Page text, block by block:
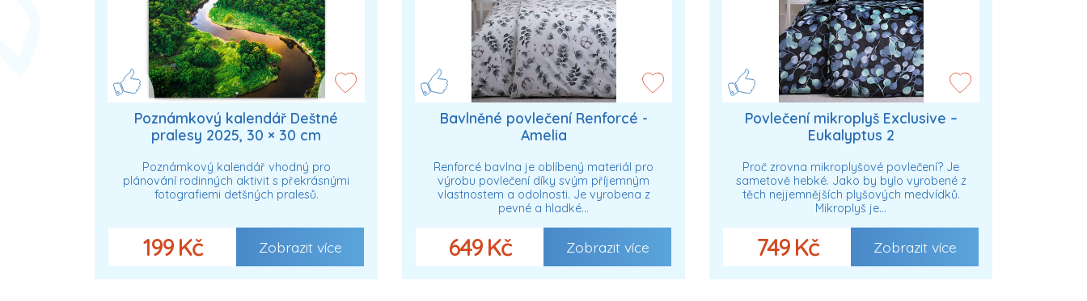
Poznámkový kalendář Deštné
pralesy 2025, 30 × 30 cm
Poznámkový kalendář vhodný pro
plánování rodinných aktivit s překrásnými
fotografiemi detšných pralesů.
199 Kč Zobrazit více
Bavlněné povlečení Renforcé -
Amelia
Renforcé bavlna je oblíbený materiál pro
výrobu povlečení díky svým příjemným
vlastnostem a odolnosti. Je vyrobena z
pevné a hladké…
649 Kč Zobrazit více
Povlečení mikroplyš Exclusive –
Eukalyptus 2
Proč zrovna mikroplyšové povlečení? Je
sametově hebké. Jako by bylo vyrobené z
těch nejjemnějších plyšových medvídků.
Mikroplyš je…
749 Kč Zobrazit více